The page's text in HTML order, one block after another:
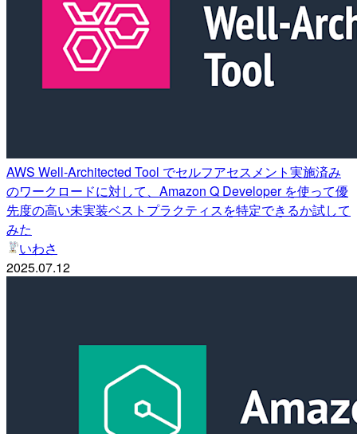
AWS Well-Architected Tool でセルフアセスメント実施済み
のワークロードに対して、Amazon Q Developer を使って優
先度の高い未実装ベストプラクティスを特定できるか試して
みた
いわさ
2025.07.12